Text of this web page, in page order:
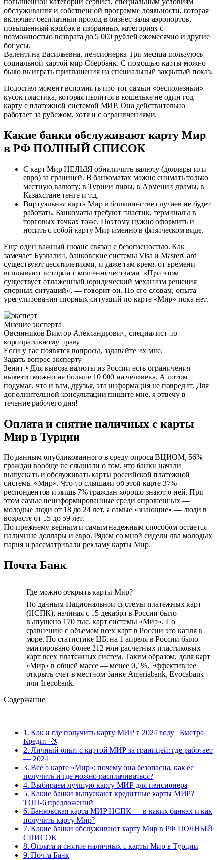
обслуживания и собственной программе лояльности, которая
включает бесплатный проход в бизнес-залы аэропортов,
повышенный кэшбэк в избранных категориях с
возможностью возврата до 5 000 рублей ежемесячно и другие
бонусы.
Валентина Васильевна, пенсионерка Три месяца пользуюсь
социальной картой мир Сбербанк. С помощью карты можно
было выиграть приглашения на специальный закрытый показ.
Подоспел момент вспомнить про тот самый «бесполезный»
кусок пластика, которая пылится в кошельке не один год —
карту с платежной системой МИР. Она действительно
работает за рубежом, хотя и с ограничениями.
Какие банки обслуживают карту Мир
в РФ ПОЛНЫЙ СПИСОК
С карт Мир НЕЛЬЗЯ обналичить валюту (доллары или
евро) за границей. В банкоматах можно снимать только
местную валюту: в Турции лиры, в Армении драмы, в
Казахстане тенге и т.д.
Виртуальная карта Мир в большинстве случаев не будет
работать. Банкоматы требуют пластик, терминалы в
торговых точках тоже. Поэтому нужно оформить и
носить с собой карту Мир именно в физическом виде.
Еще один важный нюанс связан с безопасностью. Как
замечает Буздалин, банковские системы Visa и MasterCard
существуют десятилетиями, и даже там время от времени
всплывают истории с мошенничествами. «При этом
существует отлаженный юридический механизм решения
спорных ситуаций», — говорит он. По его словам, опыта
урегулирования спорных ситуаций по карте «Мир» пока нет.
Мнение эксперта
Овсянников Виктор Александрович, специалист по
корпоративному праву
Если у вас появятся вопросы, задавайте их мне.
Задать вопрос эксперту
Зенит • Для вывоза валюты из России есть ограничения
вывезти можно не больше 10 000 на человека. А потом
подумал, что и вам, друзья, эта информация не повредит. Для
дополнительной консультации пишите мне, я отвечу в
течение рабочего дня!
Оплата и снятие наличных с карты
Мир в Турции
По данным опубликованного в среду опроса ВЦИОМ, 56%
граждан вообще не слышали о том, что банки начали
выпускать и обслуживать карты российской платежной
системы «Мир». Что-то слышали об этой карте 37%
респондентов и лишь 7% граждан хорошо знают о ней. При
этом самые неинформированные среди опрошенных —
молодые люди от 18 до 24 лет, а самые «знающие» — люди в
возрасте от 35 до 59 лет.
По-прежнему верным и самым надежным способом остается
наличные доллары и евро. Рядом со мной сидели два молодых
парня и рассматривали рекламу карты Мир.
Почта Банк
Где можно открыть карты Мир?
По данным Национальной системы платежных карт
(НСПК), начиная с 15 декабря в России было
выпущено 170 тыс. карт системы «Мир». По
сравнению с объемом всех карт в России это капля в
море. По статистике ЦБ, на 1 апреля в России было
эмитировано более 212 млн расчетных пластиковых
карт всех платежных систем. Таким образом, доля карт
«Мир» в общей массе — менее 0,1%. Эффективнее
открыть счет в местном банке Ameriabank, Evocabank
или Inecobank.
Содержание
1. Как и где получить карту МИР в 2024 году | Быстро
Кредит 🚀
2. Личный опыт с картой МИР за границей: где работает
— 2024
3. Все о карте «Мир»: почему она безопасна, как ее
получить и где можно расплачиваться?
4. Выбираем лучшую карту МИР для пенсионера
5. Какие банки выпускают кредитные карты МИР?
ТОП-6 предложений
6. Банковская карта МИР НСПК — в каких банках и как
получить карту Мир?
7. Какие банки обслуживают карту Мир в РФ ПОЛНЫЙ
СПИСОК
8. Оплата и снятие наличных с карты Мир в Турции
9. Почта Банк